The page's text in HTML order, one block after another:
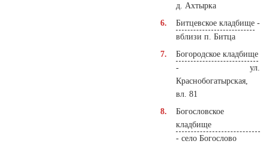
д. Ахтырка
Битцевское кладбище -
вблизи п. Битца
Богородское кладбище
- ул.
Краснобогатырская,
вл. 81
Богословское
кладбище
- село Богослово